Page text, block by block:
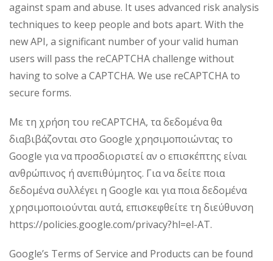
against spam and abuse. It uses advanced risk analysis
techniques to keep people and bots apart. With the
new API, a significant number of your valid human
users will pass the reCAPTCHA challenge without
having to solve a CAPTCHA. We use reCAPTCHA to
secure forms.
Με τη χρήση του reCAPTCHA, τα δεδομένα θα
διαβιβάζονται στο Google χρησιμοποιώντας το
Google για να προσδιοριστεί αν ο επισκέπτης είναι
ανθρώπινος ή ανεπιθύμητος. Για να δείτε ποια
δεδομένα συλλέγει η Google και για ποια δεδομένα
χρησιμοποιούνται αυτά, επισκεφθείτε τη διεύθυνση
https://policies.google.com/privacy?hl=el-AT.
Google’s Terms of Service and Products can be found